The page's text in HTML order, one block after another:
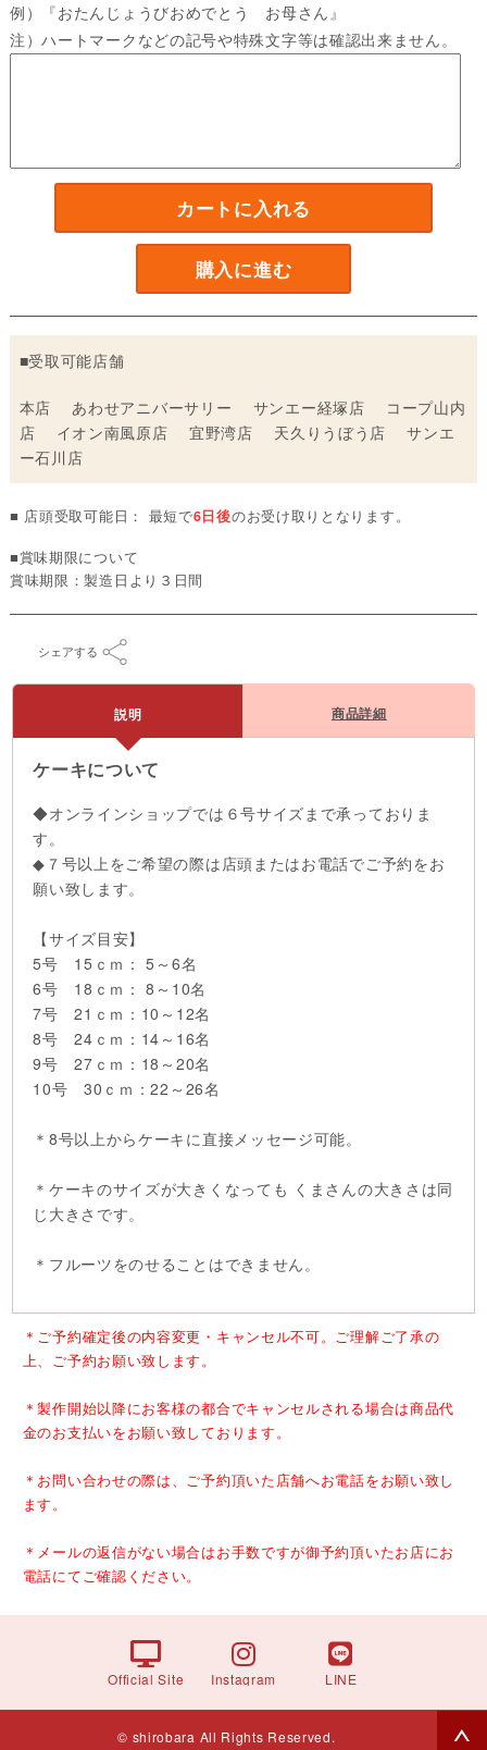
例）『おたんじょうびおめでとう お母さん』
注）ハートマークなどの記号や特殊文字等は確認出来ません。
カートに入れる
購入に進む
■受取可能店舗
本店 あわせアニバーサリー サンエー経塚店 コープ山内
店 イオン南風原店 宜野湾店 天久りうぼう店 サンエ
ー石川店
■ 店頭受取可能日： 最短で6日後のお受け取りとなります。
■賞味期限について
賞味期限：製造日より３日間
シェアする
説明 商品詳細
ケーキについて
◆オンラインショップでは６号サイズまで承っておりま
す。
◆７号以上をご希望の際は店頭またはお電話でご予約をお
願い致します。
【サイズ目安】
5号 15ｃｍ： 5～6名
6号 18ｃｍ： 8～10名
7号 21ｃｍ：10～12名
8号 24ｃｍ：14～16名
9号 27ｃｍ：18～20名
10号 30ｃｍ：22～26名
＊8号以上からケーキに直接メッセージ可能。
＊ケーキのサイズが大きくなっても くまさんの大きさは同
じ大きさです。
＊フルーツをのせることはできません。
＊ご予約確定後の内容変更・キャンセル不可。ご理解ご了承の
上、ご予約お願い致します。
＊製作開始以降にお客様の都合でキャンセルされる場合は商品代
金のお支払いをお願い致しております。
＊お問い合わせの際は、ご予約頂いた店舗へお電話をお願い致し
ます。
＊メールの返信がない場合はお手数ですが御予約頂いたお店にお
電話にてご確認ください。
Official Site Instagram LINE
© shirobara All Rights Reserved.